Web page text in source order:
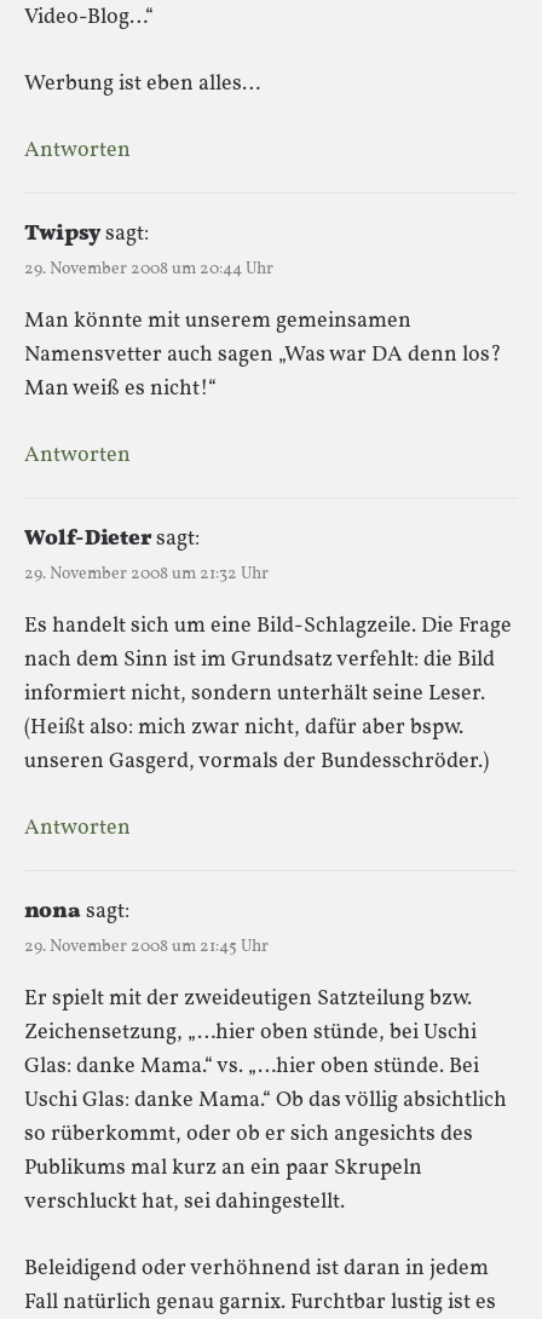
Video-Blog…“
Werbung ist eben alles…
Antworten
Twipsysagt:
29. November 2008 um 20:44 Uhr
Man könnte mit unserem gemeinsamen
Namensvetter auch sagen „Was war DA denn los?
Man weiß es nicht!“
Antworten
Wolf-Dietersagt:
29. November 2008 um 21:32 Uhr
Es handelt sich um eine Bild-Schlagzeile. Die Frage
nach dem Sinn ist im Grundsatz verfehlt: die Bild
informiert nicht, sondern unterhält seine Leser.
(Heißt also: mich zwar nicht, dafür aber bspw.
unseren Gasgerd, vormals der Bundesschröder.)
Antworten
nonasagt:
29. November 2008 um 21:45 Uhr
Er spielt mit der zweideutigen Satzteilung bzw.
Zeichensetzung, „…hier oben stünde, bei Uschi
Glas: danke Mama.“ vs. „…hier oben stünde. Bei
Uschi Glas: danke Mama.“ Ob das völlig absichtlich
so rüberkommt, oder ob er sich angesichts des
Publikums mal kurz an ein paar Skrupeln
verschluckt hat, sei dahingestellt.
Beleidigend oder verhöhnend ist daran in jedem
Fall natürlich genau garnix. Furchtbar lustig ist es